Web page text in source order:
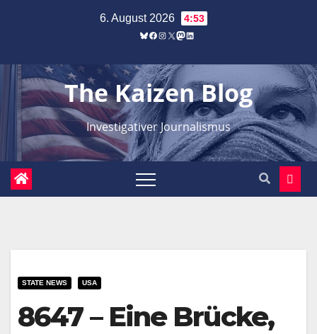
6. August 2026 4:53
Bluesky
Facebook
Instagram
X Mastodon
LinkedIn
The Kaizen Blog
Investigativer Journalismus
STATE NEWS USA
8647 – Eine Brücke,